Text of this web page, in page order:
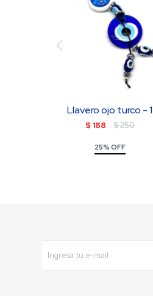
Llavero ojo turco - 1
$ 188 $250
25% OFF